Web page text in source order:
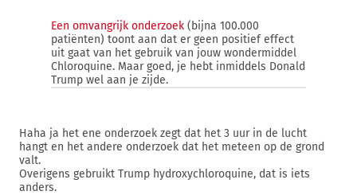
Een omvangrijk onderzoek (bijna 100.000
patiënten) toont aan dat er geen positief effect
uit gaat van het gebruik van jouw wondermiddel
Chloroquine. Maar goed, je hebt inmiddels Donald
Trump wel aan je zijde.
Haha ja het ene onderzoek zegt dat het 3 uur in de lucht
hangt en het andere onderzoek dat het meteen op de grond
valt.
Overigens gebruikt Trump hydroxychloroquine, dat is iets
anders.